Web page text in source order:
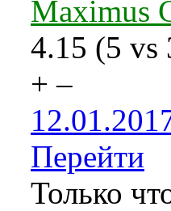
Maximus
4.15 (5 vs
+ –
Перейти
Только